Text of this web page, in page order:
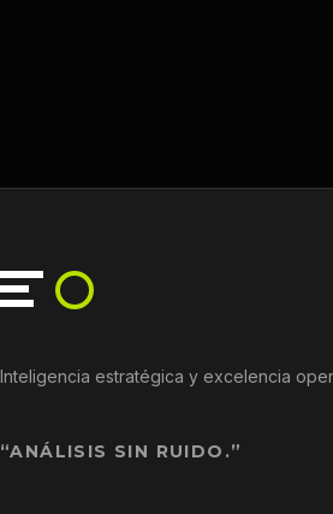
Inteligencia estratégica y excelencia
“ANÁLISIS SIN RUIDO.”